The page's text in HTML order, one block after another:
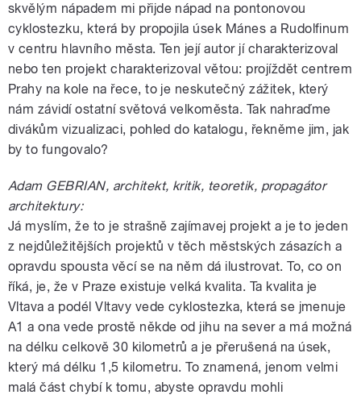
skvělým nápadem mi přijde nápad na pontonovou
cyklostezku, která by propojila úsek Mánes a Rudolfinum
v centru hlavního města. Ten její autor jí charakterizoval
nebo ten projekt charakterizoval větou: projíždět centrem
Prahy na kole na řece, to je neskutečný zážitek, který
nám závidí ostatní světová velkoměsta. Tak nahraďme
divákům vizualizaci, pohled do katalogu, řekněme jim, jak
by to fungovalo?
Adam GEBRIAN, architekt, kritik, teoretik, propagátor
architektury:
Já myslím, že to je strašně zajímavej projekt a je to jeden
z nejdůležitějších projektů v těch městských zásazích a
opravdu spousta věcí se na něm dá ilustrovat. To, co on
říká, je, že v Praze existuje velká kvalita. Ta kvalita je
Vltava a podél Vltavy vede cyklostezka, která se jmenuje
A1 a ona vede prostě někde od jihu na sever a má možná
na délku celkově 30 kilometrů a je přerušená na úsek,
který má délku 1,5 kilometru. To znamená, jenom velmi
malá část chybí k tomu, abyste opravdu mohli